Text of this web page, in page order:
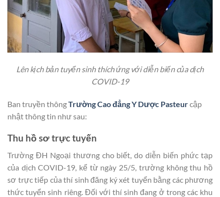
Lên kịch bản tuyển sinh thích ứng với diễn biến của dịch
COVID-19
Ban truyền thôngTrường Cao đẳng Y Dược Pasteurcập
nhật thông tin như sau:
Thu hồ sơ trực tuyến
Trường ĐH Ngoại thương cho biết, do diễn biến phức tạp
của dịch COVID-19, kể từ ngày 25/5, trường không thu hồ
sơ trực tiếp của thí sinh đăng ký xét tuyển bằng các phương
thức tuyển sinh riêng. Đối với thí sinh đang ở trong các khu